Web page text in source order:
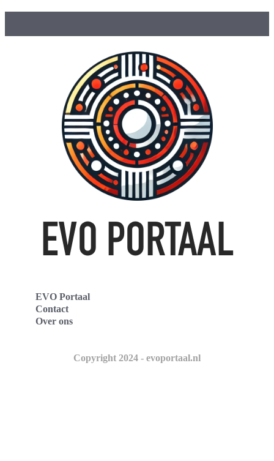
EVO Portaal
Contact
Over ons
Copyright 2024 - evoportaal.nl